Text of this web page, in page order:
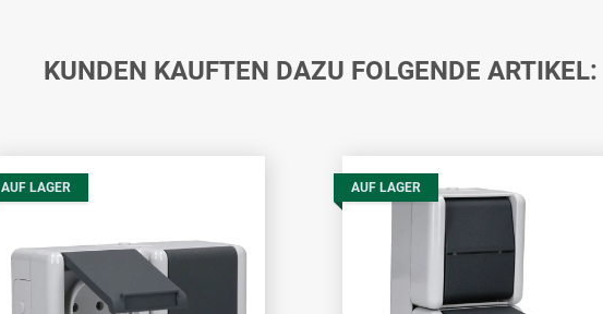
KUNDEN KAUFTEN DAZU FOLGENDE ARTIKEL:
AUF LAGER AUF LAGER